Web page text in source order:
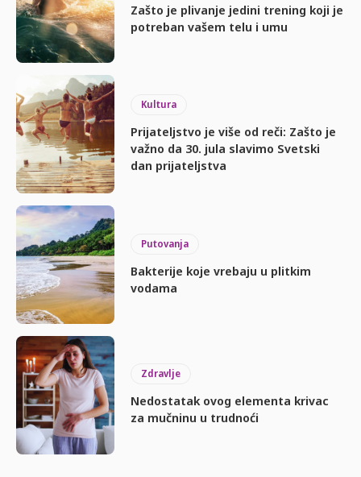
Zašto je plivanje jedini trening koji je
potreban vašem telu i umu
Kultura
Prijateljstvo je više od reči: Zašto je
važno da 30. jula slavimo Svetski
dan prijateljstva
Putovanja
Bakterije koje vrebaju u plitkim
vodama
Zdravlje
Nedostatak ovog elementa krivac
za mučninu u trudnoći